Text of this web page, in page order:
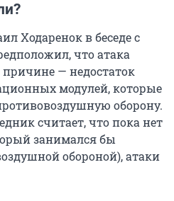
Ходаренок в беседе с
что атака
— недостаток
модулей, которые
оборону.
считает, что пока нет
занимался бы
обороной), атаки